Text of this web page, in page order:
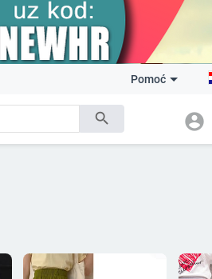
search
Pomoć
account_circle